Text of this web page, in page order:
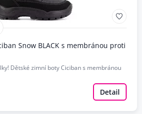
Snow BLACK s membránou proti
Dětské zimní boty Ciciban s membránou
Detail